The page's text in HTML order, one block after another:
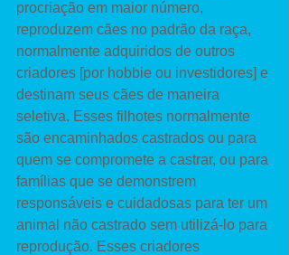
procriação em maior número,
reproduzem cães no padrão da raça,
normalmente adquiridos de outros
criadores [por hobbie ou investidores] e
destinam seus cães de maneira
seletiva. Esses filhotes normalmente
são encaminhados castrados ou para
quem se compromete a castrar, ou para
famílias que se demonstrem
responsáveis e cuidadosas para ter um
animal não castrado sem utilizá-lo para
reprodução. Esses criadores